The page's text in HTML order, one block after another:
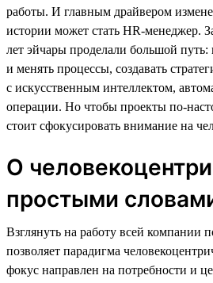
работы. И главным драйвером
истории может стать HR-менеджер.
лет эйчары проделали большой путь:
и менять процессы, создавать
с искусственным интеллектом,
операции. Но чтобы проекты по-
стоит сфокусировать внимание на
О
простыми
Взглянуть на работу всей компании
позволяет парадигма
фокус направлен на потребности и